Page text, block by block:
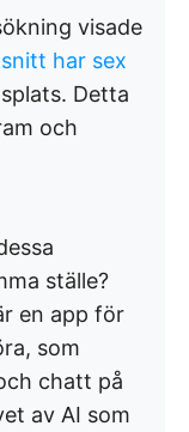
visade
har sex
Detta
och
ställe?
en app för
som
chatt på
av AI som